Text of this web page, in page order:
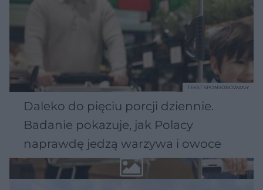
Daleko do pięciu porcji dziennie.
Badanie pokazuje, jak Polacy
naprawdę jedzą warzywa i owoce
TEKST SPONSOROWANY